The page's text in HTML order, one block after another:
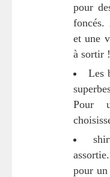
pour
foncés.
et une
à sortir !
Les
Pour
pour un